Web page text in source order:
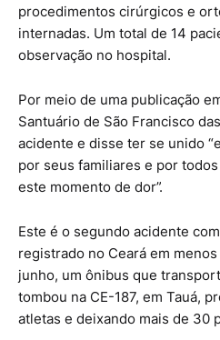
procedimentos cirúrgicos e
internadas. Um total de 14
observação no hospital.
Por meio de uma publicação
Santuário de São Francisco
acidente e disse ter se unido
por seus familiares e por
este momento de dor”.
Este é o segundo acidente
registrado no Ceará em
junho, um ônibus que
tombou na CE-187, em Tauá,
atletas e deixando mais de 30